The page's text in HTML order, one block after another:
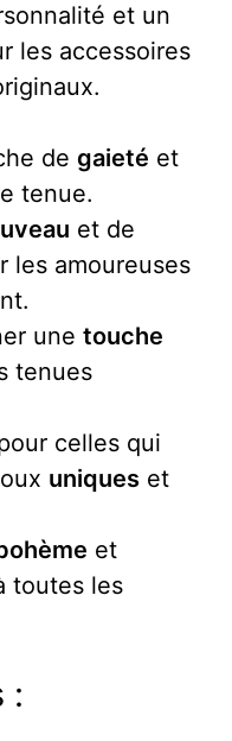
et un
les accessoires
de gaieté et
tenue.
et de
les amoureuses
une touche
tenues
celles qui
uniques et
et
toutes les
: